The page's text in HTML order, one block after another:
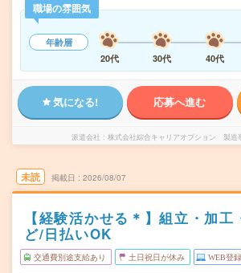
職場の雰囲気
年齢層
20代
30代 40代
気になる! 応募へ進む
派遣会社 株式会社綜合キャリアオプション 製造
未読 掲載日 2026/08/07
【経験活かせる＊】組立・加工
ど/日払いOK
交通費別途支給あり 土日祝日が休み WEB登